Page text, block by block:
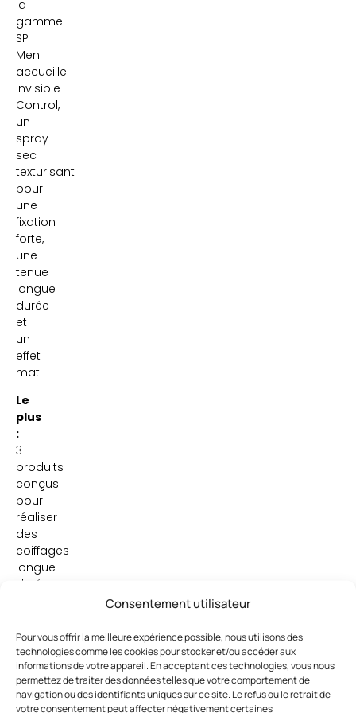
Consentement utilisateur
Pour vous offrir la meilleure expérience possible, nous utilisons des
technologies comme les cookies pour stocker et/ou accéder aux
informations de votre appareil. En acceptant ces technologies, vous nous
permettez de traiter des données telles que votre comportement de
navigation ou des identifiants uniques sur ce site. Le refus ou le retrait de
votre consentement peut affecter négativement certaines
la
gamme
SP
Men
accueille
Invisible
Control,
un
spray
sec
texturisant
pour
une
fixation
forte,
une
tenue
longue
durée
et
un
effet
mat.
Le
plus
:
3
produits
conçus
pour
réaliser
des
coiffages
longue
durée.